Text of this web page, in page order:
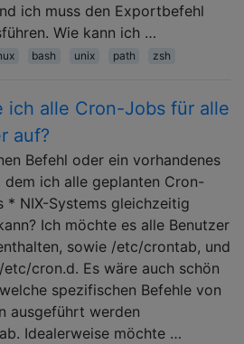
ich muss den Exportbefehl
Wie kann ich …
bash unix path zsh
ich alle Cron-Jobs für alle
auf?
Befehl oder ein vorhandenes
dem ich alle geplanten Cron-
* NIX-Systems gleichzeitig
Ich möchte es alle Benutzer
sowie /etc/crontab, und
cron.d. Es wäre auch schön
spezifischen Befehle von
ausgeführt werden
Idealerweise möchte …